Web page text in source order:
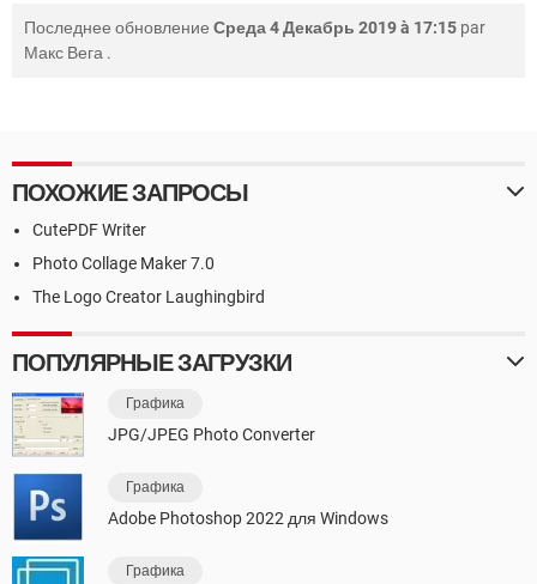
Последнее обновление Среда 4 Декабрь 2019 à 17:15 par
Макс Вега .
ПОХОЖИЕ ЗАПРОСЫ
CutePDF Writer
Photo Collage Maker 7.0
The Logo Creator Laughingbird
ПОПУЛЯРНЫЕ ЗАГРУЗКИ
Графика
JPG/JPEG Photo Converter
Графика
Adobe Photoshop 2022 для Windows
Графика